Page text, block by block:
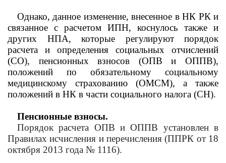
Однако, данное изменение, внесенное в НК РК и
связанное с расчетом ИПН, коснулось также и
других НПА, которые регулируют порядок
расчета и определения социальных отчислений
(СО), пенсионных взносов (ОПВ и ОППВ),
положений по обязательному социальному
медицинскому страхованию (ОМСМ), а также
положений в НК в части социального налога (СН).
Пенсионные взносы.
Порядок расчета ОПВ и ОППВ установлен в
Правилах исчисления и перечисления (ППРК от 18
октября 2013 года № 1116).